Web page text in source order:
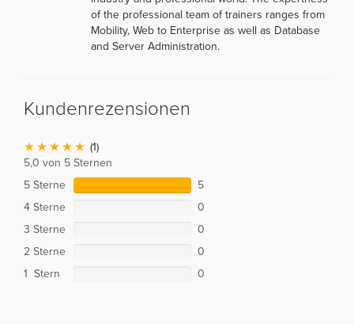
of the professional team of trainers ranges from
Mobility, Web to Enterprise as well as Database
and Server Administration.
Kundenrezensionen
(1)
5,0 von 5 Sternen
5 Sterne
5
4 Sterne
0
3 Sterne
0
2 Sterne
0
1 Stern
0